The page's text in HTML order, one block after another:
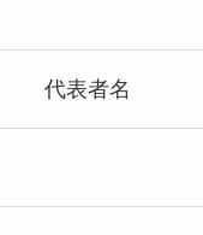
代表者名